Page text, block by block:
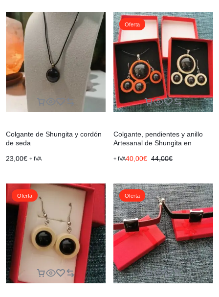
Colgante de Shungita y cordón
de seda
23,00€ + IVA
Oferta
Colgante, pendientes y anillo
Artesanal de Shungita en
44,00€
40,00€
+ IVA
Oferta Oferta